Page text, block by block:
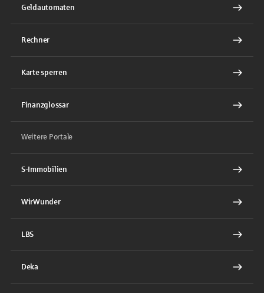
Geldautomaten
Rechner
Karte sperren
Finanzglossar
Weitere Portale
S-Immobilien
WirWunder
LBS
Deka